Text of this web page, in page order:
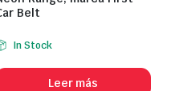
Belt
In Stock
Leer más